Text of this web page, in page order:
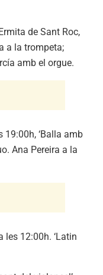
de Sant Roc,
a la trompeta;
amb el orgue.
19:00h, ‘Balla amb
Ana Pereira a la
les 12:00h. ‘Latin